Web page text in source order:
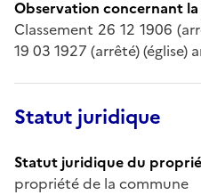
Observation concernant
Classement 26 12 1906
19 03 1927 (arrêté) (église)
Statut juridique
Statut juridique du
propriété de la commune